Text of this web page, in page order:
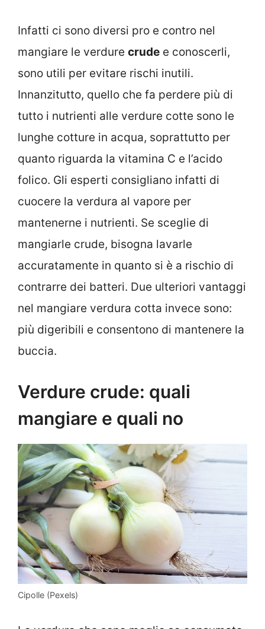
Infatti ci sono diversi pro e contro nel
mangiare le verdure crude e conoscerli,
sono utili per evitare rischi inutili.
Innanzitutto, quello che fa perdere più di
tutto i nutrienti alle verdure cotte sono le
lunghe cotture in acqua, soprattutto per
quanto riguarda la vitamina C e l’acido
folico. Gli esperti consigliano infatti di
cuocere la verdura al vapore per
mantenerne i nutrienti. Se sceglie di
mangiarle crude, bisogna lavarle
accuratamente in quanto si è a rischio di
contrarre dei batteri. Due ulteriori vantaggi
nel mangiare verdura cotta invece sono:
più digeribili e consentono di mantenere la
buccia.
Verdure crude: quali
mangiare e quali no
Cipolle (Pexels)